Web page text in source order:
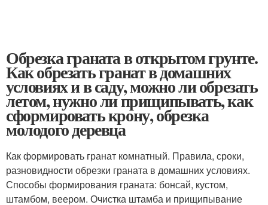
Обрезка граната в открытом грунте.
Как обрезать гранат в домашних
условиях и в саду, можно ли обрезать
летом, нужно ли прищипывать, как
сформировать крону, обрезка
молодого деревца
Как формировать гранат комнатный. Правила, сроки,
разновидности обрезки граната в домашних условиях.
Способы формирования граната: бонсай, кустом,
штамбом, веером. Очистка штамба и прищипывание